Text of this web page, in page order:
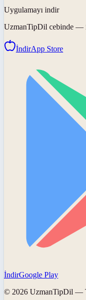
Uygulamayı indir
UzmanTipDil cebinde —
İndirApp Store
İndirGoogle Play
© 2026 UzmanTipDil —